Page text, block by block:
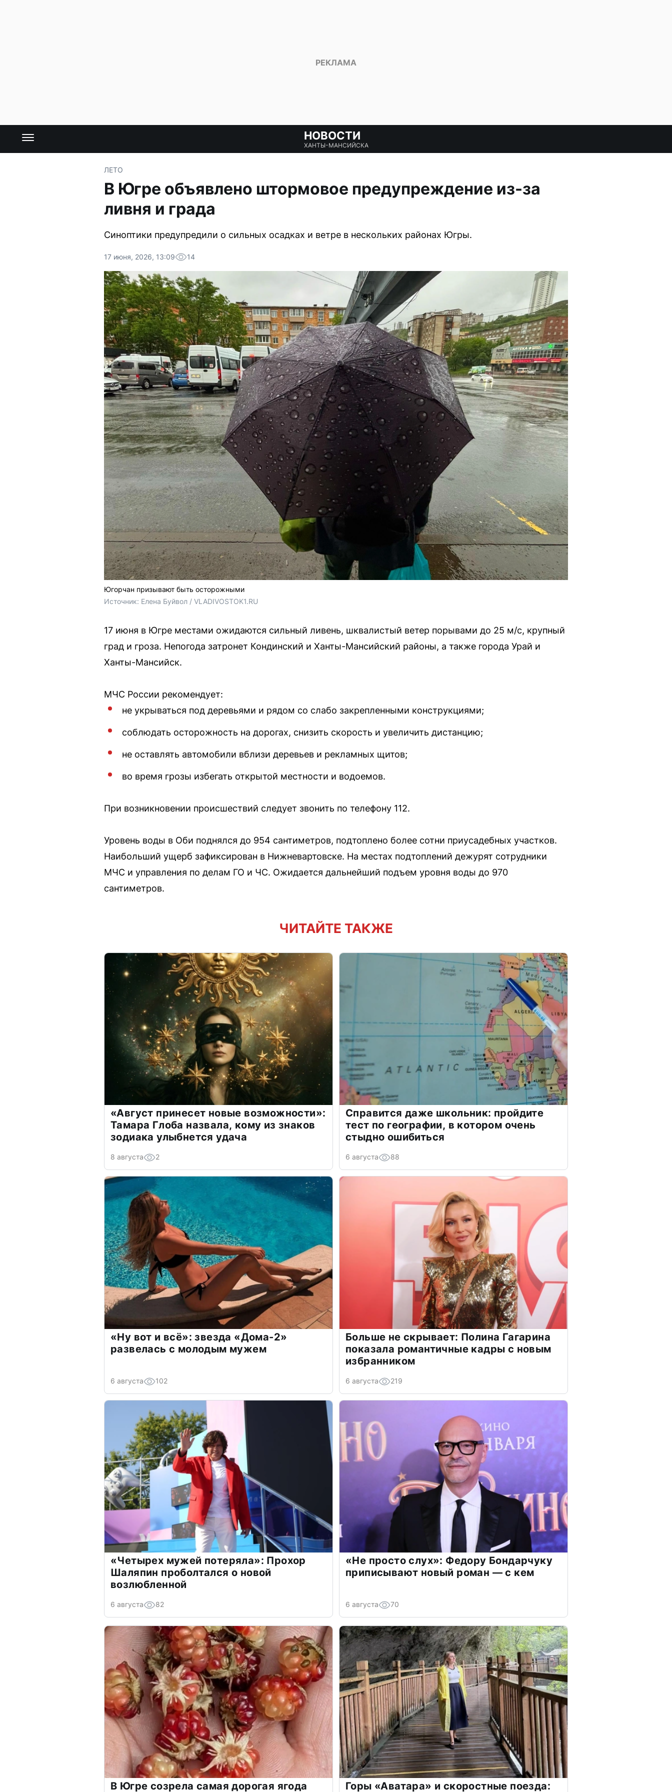
НОВОСТИ
ХАНТЫ-МАНСИЙСКА
ЛЕТО
В Югре объявлено штормовое предупреждение из-за
ливня и града
Синоптики предупредили о сильных осадках и ветре в нескольких районах Югры.
17 июня, 2026, 13:09 14
Югорчан призывают быть осторожными
Источник: Елена Буйвол / VLADIVOSTOK1.RU
17 июня в Югре местами ожидаются сильный ливень, шквалистый ветер порывами до 25 м/с, крупный
град и гроза. Непогода затронет Кондинский и Ханты-Мансийский районы, а также города Урай и
Ханты-Мансийск.
МЧС России рекомендует:
не укрываться под деревьями и рядом со слабо закрепленными конструкциями;
соблюдать осторожность на дорогах, снизить скорость и увеличить дистанцию;
не оставлять автомобили вблизи деревьев и рекламных щитов;
во время грозы избегать открытой местности и водоемов.
При возникновении происшествий следует звонить по телефону 112.
Уровень воды в Оби поднялся до 954 сантиметров, подтоплено более сотни приусадебных участков.
Наибольший ущерб зафиксирован в Нижневартовске. На местах подтоплений дежурят сотрудники
МЧС и управления по делам ГО и ЧС. Ожидается дальнейший подъем уровня воды до 970
сантиметров.
ЧИТАЙТЕ ТАКЖЕ
«Август принесет новые возможности»:
Тамара Глоба назвала, кому из знаков
зодиака улыбнется удача
8 августа 2
Справится даже школьник: пройдите
тест по географии, в котором очень
стыдно ошибиться
6 августа 88
«Ну вот и всё»: звезда «Дома-2»
развелась с молодым мужем
6 августа 102
Больше не скрывает: Полина Гагарина
показала романтичные кадры с новым
избранником
6 августа 219
«Четырех мужей потеряла»: Прохор
Шаляпин проболтался о новой
возлюбленной
6 августа 82
«Не просто слух»: Федору Бондарчуку
приписывают новый роман — с кем
6 августа 70
В Югре созрела самая дорогая ягода Горы «Аватара» и скоростные поезда: